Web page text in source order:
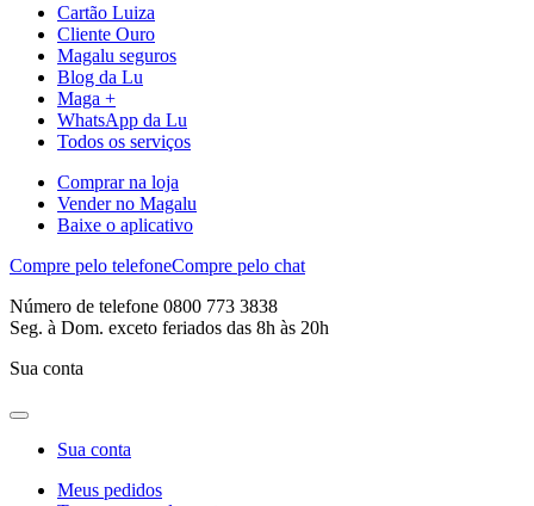
Cartão Luiza
Cliente Ouro
Magalu seguros
Blog da Lu
Maga +
WhatsApp da Lu
Todos os serviços
Comprar na loja
Vender no Magalu
Baixe o aplicativo
Compre pelo telefoneCompre pelo chat
Número de telefone 0800 773 3838
Seg. à Dom. exceto feriados das 8h às 20h
Sua conta
Sua conta
Meus pedidos